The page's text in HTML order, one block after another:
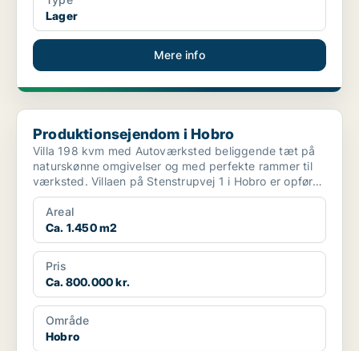
Lager
Mere info
Produktionsejendom i Hobro
Produktionsejendom i Hobro
Villa 198 kvm med Autoværksted beliggende tæt på
naturskønne omgivelser og med perfekte rammer til
værksted. Villaen på Stenstrupvej 1 i Hobro er opført
...
Areal
Ca. 1.450 m2
Pris
Ca. 800.000 kr.
Område
Hobro